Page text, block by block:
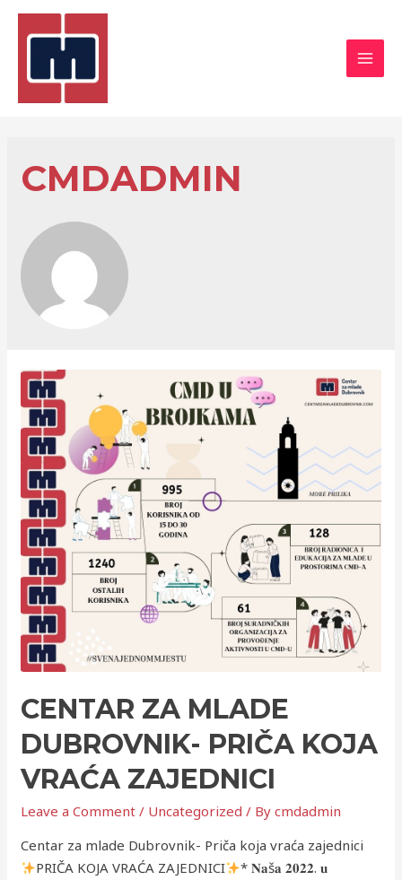
CMDADMIN
CENTAR ZA MLADE
DUBROVNIK- PRIČA KOJA
VRAĆA ZAJEDNICI
Leave a Comment / Uncategorized / Bycmdadmin
Centar za mlade Dubrovnik- Priča koja vraća zajednici
PRIČA KOJA VRAĆA ZAJEDNICI
* 𝐍𝐚š𝐚 𝟐𝟎𝟐𝟐. 𝐮